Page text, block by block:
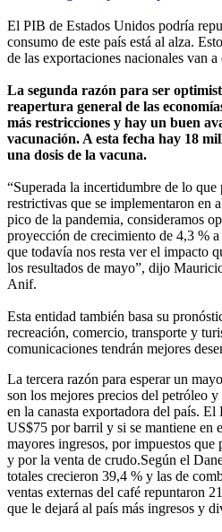
El PIB de Estados Unidos podría
consumo de este país está al alza.
de las exportaciones nacionales van a
La segunda razón para ser
reapertura general de las
más restricciones y hay un buen
vacunación. A esta fecha hay 18
una dosis de la vacuna.
“Superada la incertidumbre de lo
restrictivas que se implementaron en
pico de la pandemia, consideramos
proyección de crecimiento de 4,3 %
que todavía nos resta ver el impacto
los resultados de mayo”, dijo
Anif.
Esta entidad también basa su
recreación, comercio, transporte y
comunicaciones tendrán mejores
La tercera razón para esperar un
son los mejores precios del petróleo
en la canasta exportadora del país.
US$75 por barril y si se mantiene en
mayores ingresos, por impuestos que
y por la venta de crudo.Según el
totales crecieron 39,4 % y las de
ventas externas del café repuntaron
que le dejará al país más ingresos y